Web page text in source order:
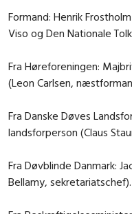
Formand: Henrik
Viso og Den Nationale
Fra Høreforeningen:
(Leon Carlsen,
Fra Danske Døves
landsforperson (Claus
Fra Døvblinde Danmark:
Bellamy, sekretariatschef).